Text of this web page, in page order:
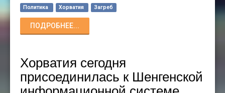
Политика Хорватия Загреб
ПОДРОБНЕЕ...
Хорватия сегодня
присоединилась к Шенгенской